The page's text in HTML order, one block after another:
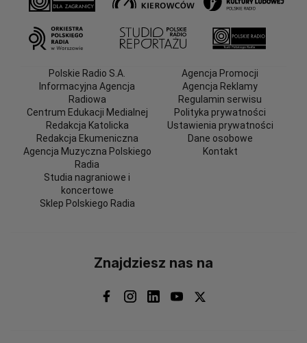
Polskie Radio S.A.
Informacyjna Agencja
Radiowa
Centrum Edukacji Medialnej
Redakcja Katolicka
Redakcja Ekumeniczna
Agencja Muzyczna Polskiego
Radia
Studia nagraniowe i
koncertowe
Sklep Polskiego Radia
Agencja Promocji
Agencja Reklamy
Regulamin serwisu
Polityka prywatności
Ustawienia prywatności
Dane osobowe
Kontakt
Znajdziesz nas na